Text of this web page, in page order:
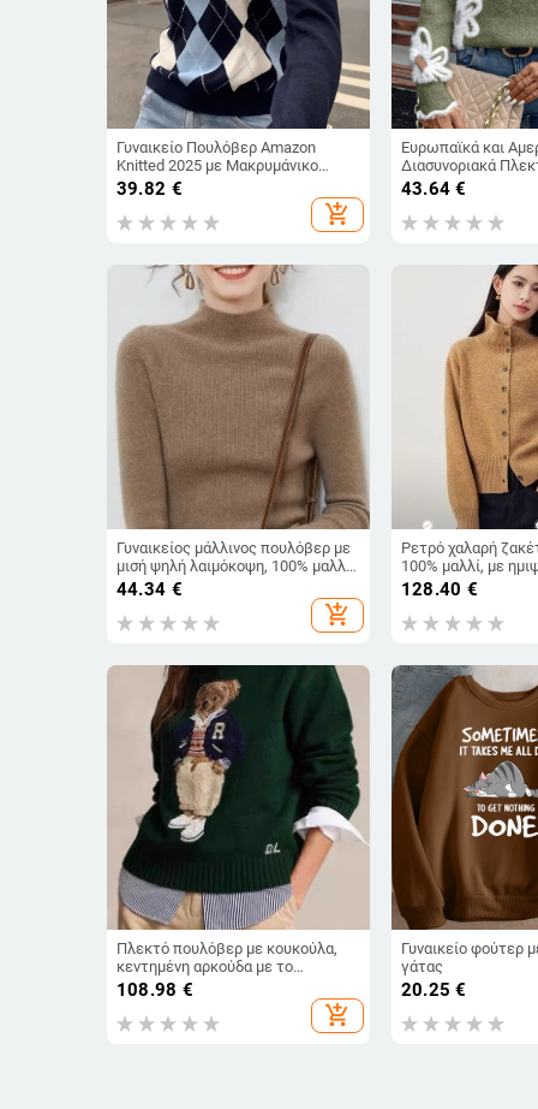
Γυναικείο Πουλόβερ Amazon
Knitted 2025 με Μακρυμάνικο
Πλεκτό Ζακάρ και Διαμάντια,
Άνοιξη και Φθινόπωρο
39.82 €
add_shopping_cart
Ευρωπαϊκά και
Διασυνοριακά
Κομψά Γυναικεία
Λουλούδια και
V-Neck
43.64 €
Γυναικείος μάλλινος πουλόβερ με
μισή ψηλή λαιμόκοψη, 100% μαλλί,
στενή γραμμή, μακριά μανίκια
44.34 €
add_shopping_cart
Ρετρό χαλαρή
100% μαλλί, με
κοντό μήκος, για
128.40 €
Πλεκτό πουλόβερ με κουκούλα,
κεντημένη αρκούδα με το
λογότυπο R, σε χαλαρή γραμμή,
φθινοπωρινό-χειμερινό πλεκτό
108.98 €
add_shopping_cart
Γυναικείο φούτερ
γάτας
20.25 €